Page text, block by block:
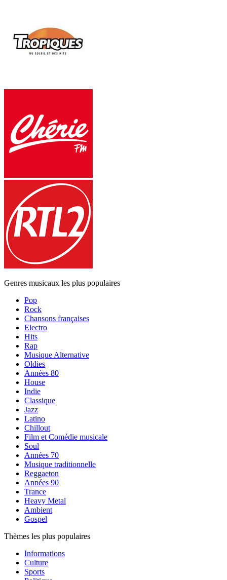
Genres musicaux les plus populaires
Pop
Rock
Chansons françaises
Electro
Hits
Rap
Musique Alternative
Oldies
Années 80
House
Indie
Classique
Jazz
Latino
Chillout
Film et Comédie musicale
Soul
Années 70
Musique traditionnelle
Reggaeton
Années 90
Trance
Heavy Metal
Ambient
Gospel
Thèmes les plus populaires
Informations
Culture
Sports